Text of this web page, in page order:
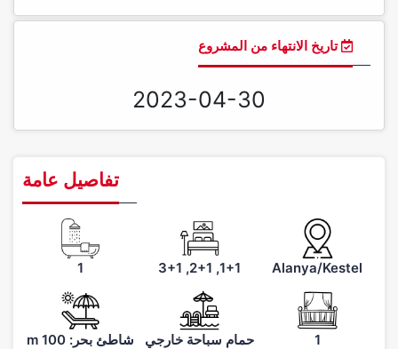
تاريخ الانتهاء من المشروع
2023-04-30
تفاصيل عامة
Alanya/Kestel
1+1, 2+1, 3+1
1
1 حمام سباحة خارجي شاطئ بحر: 100 m